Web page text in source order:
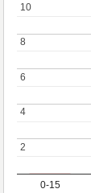
0-15
2
2
4
4
6
6
8
8
10
10